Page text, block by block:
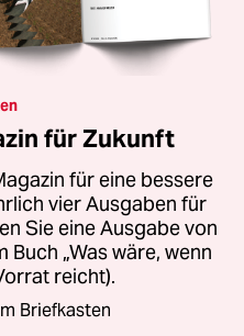
für Zukunft
für eine bessere
vier Ausgaben für
Sie eine Ausgabe von
„Was wäre, wenn
reicht).
Briefkasten